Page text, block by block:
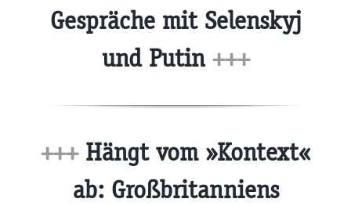
Gespräche mit Selenskyj
und Putin +++
+++Hängt vom »Kontext«
ab: Großbritanniens